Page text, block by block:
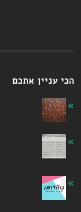
הכי עניין אתכם